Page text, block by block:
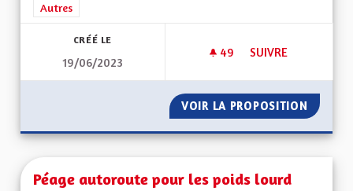
Filtrer les résultats de la catégorie : Autres
Autres
CRÉÉ LE
19/06/2023
49 49 ABONNÉS
SUIVRE
VOIR LA PROPOSITION PLUS
Péage autoroute pour les poids lourd